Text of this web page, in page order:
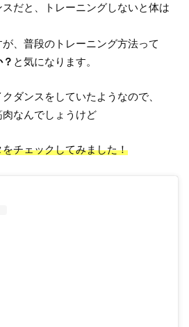
だと、トレーニングしないと体は
が、普段のトレーニング方法って
と気になります。
ダンスをしていたようなので、
なんでしょうけど
チェックしてみました！